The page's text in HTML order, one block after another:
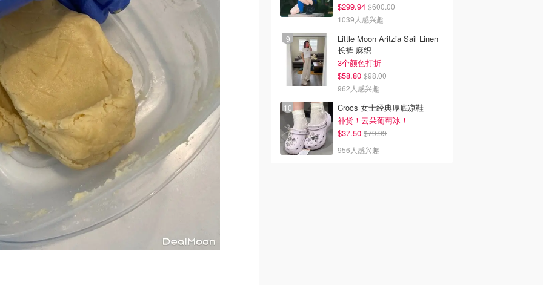
$299.94 $600.00
1039人感兴趣
Little Moon Aritzia Sail Linen
长裤 麻织
3个颜色打折
$58.80 $98.00
962人感兴趣
Crocs 女士经典厚底凉鞋
补货！云朵葡萄冰！
$37.50 $79.99
956人感兴趣